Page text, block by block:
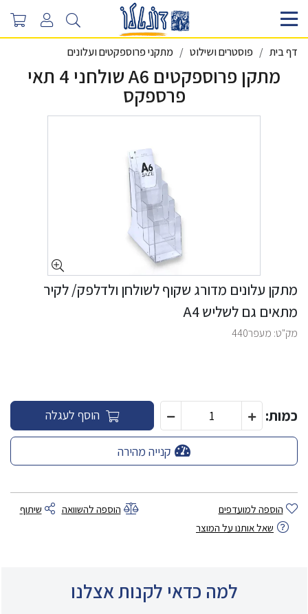
דף בית פוסטרים ושילוט מתקני פרוספקטים ועלונים
מתקן פרוספקטים A6 שולחני 4 תאי
פרספקס
מתקן עלונים מדורג שקוף לשולחן ולדלפק/ לקיר
מתאים גם לשליש A4
מק"ט: מעפר440
כמות: הוסף לעגלה
קנייה מהירה
הוספה למועדפים הוספה להשוואה
שיתוף
שאל אותנו על המוצר
למה כדאי לקנות אצלנו